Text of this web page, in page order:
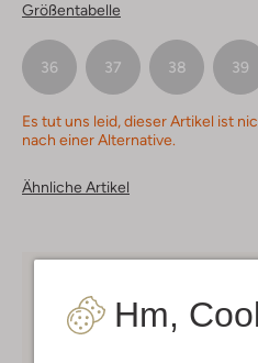
Hm,
Größentabelle
36 37 38 39
Es tut uns leid, dieser Artikel ist
nach einer Alternative.
Ähnliche Artikel
Kostenloser Versand
Mitglieder in Deutschland